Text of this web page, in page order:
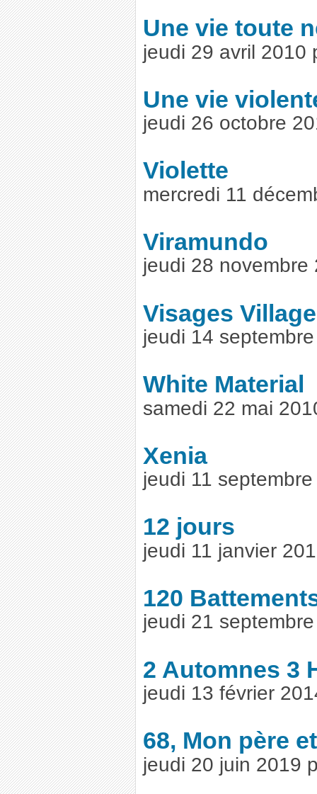
Une vie toute
jeudi 29 avril 2010
Une vie
jeudi 26 octobre
Violette
mercredi 11
Viramundo
jeudi 28 novembre
Visages
jeudi 14
White Material
samedi 22 mai
Xenia
jeudi 11
12 jours
jeudi 11 janvier
120
jeudi 21
2 Automnes 3
jeudi 13 février
68, Mon père
jeudi 20 juin 2019